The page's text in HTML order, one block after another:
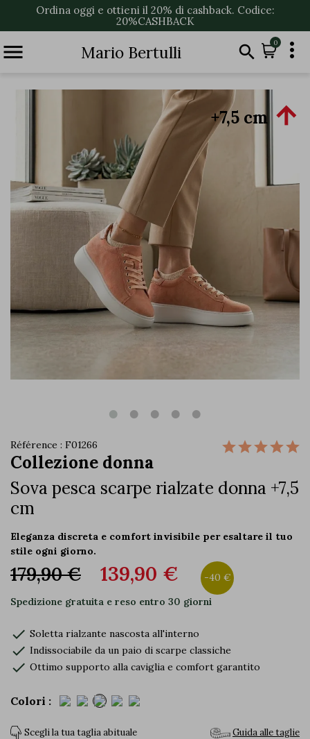
Ordina oggi e ottieni il 20% di cashback. Codice:
20%CASHBACK
 Mario Bertulli  0 
+7,5 cm 
Référence : F01266
Collezione donna
Sova pesca scarpe rialzate donna +7,5
cm
Eleganza discreta e comfort invisibile per esaltare il tuo
stile ogni giorno.
179,90 € 139,90 €
-40 €
Spedizione gratuita e reso entro 30 giorni
check Soletta rialzante nascosta all'interno
check Indissociabile da un paio di scarpe classiche
check Ottimo supporto alla caviglia e comfort garantito
Colori :
Scegli la tua taglia abituale Guida alle taglie